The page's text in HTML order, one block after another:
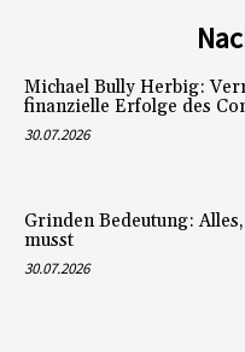
Michael Bully Herbig:
finanzielle Erfolge des
30.07.2026
Grinden Bedeutung:
musst
30.07.2026